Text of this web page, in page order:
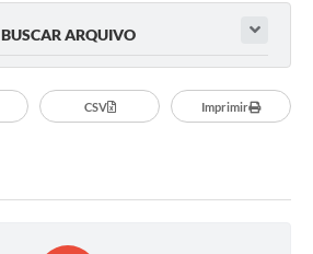
BUSCAR ARQUIVO
CSV Imprimir